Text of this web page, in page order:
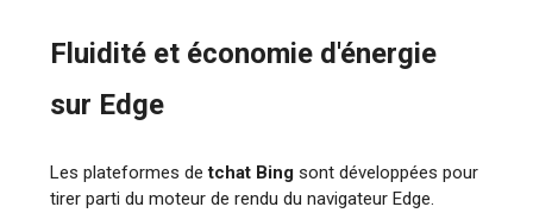
Fluidité et économie d'énergie
sur Edge
Les plateformes detchat Bing sont développées pour
tirer parti du moteur de rendu du navigateur Edge.